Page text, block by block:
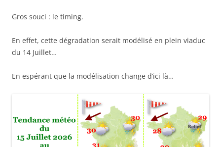
Gros souci : le timing.
En effet, cette dégradation serait modélisé en plein viaduc
du 14 Juillet…
En espérant que la modélisation change d’ici là…